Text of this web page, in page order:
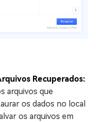
Recuperados:
arquivos que
os dados no local
os arquivos em